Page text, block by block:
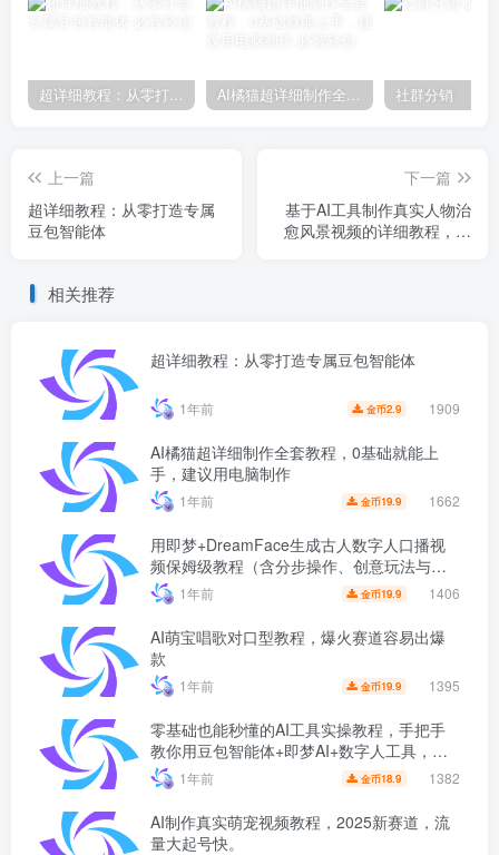
社群分销
上一篇
超详细教程：从零打造专属
豆包智能体
下一篇
基于AI工具制作真实人物治
愈风景视频的详细教程，结
相关推荐
超详细教程：从零打造专属豆包智能体
1年前 金币2.9 1909
AI橘猫超详细制作全套教程，0基础就能上
手，建议用电脑制作
1年前 金币19.9 1662
用即梦+DreamFace生成古人数字人口播视
频保姆级教程（含分步操作、创意玩法与避
坑指南）
1年前 金币19.9 1406
AI萌宝唱歌对口型教程，爆火赛道容易出爆
款
1年前 金币19.9 1395
零基础也能秒懂的AI工具实操教程，手把手
教你用豆包智能体+即梦AI+数字人工具，制
作超自然的“母子对话”视频！
1年前 金币18.9 1382
AI制作真实萌宠视频教程，2025新赛道，流
量大起号快。